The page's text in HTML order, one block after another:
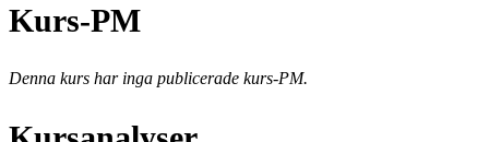
Kurs-PM
Denna kurs har inga publicerade kurs-PM.